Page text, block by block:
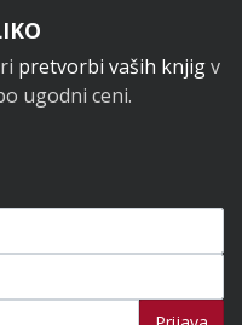
pretvorbi vaših knjigv
ugodni ceni.